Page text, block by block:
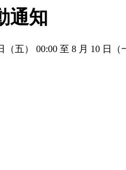
通知
五） 00:00 至 8 月 10 日